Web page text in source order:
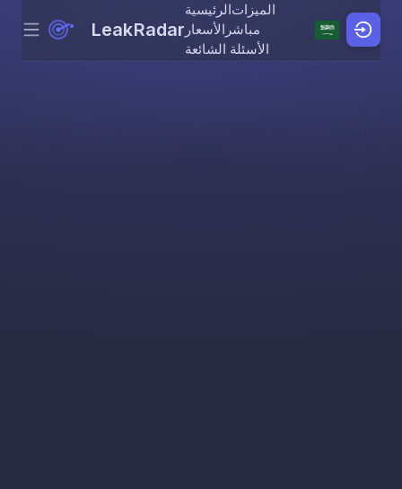
Skip to content
Menu LeakRadar
الرئيسيةالميزات
الأسعار مباشر
الأسئلة الشائعة